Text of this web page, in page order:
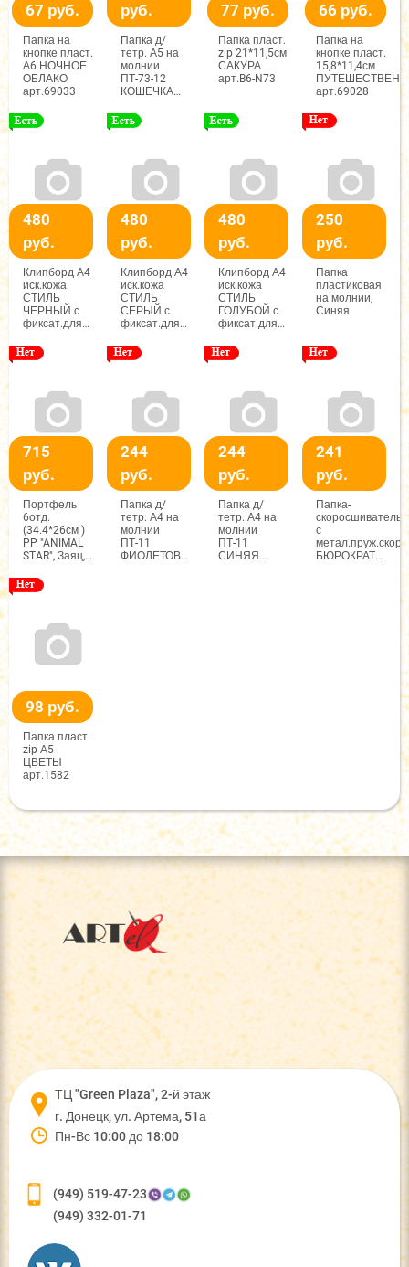
67 руб.
Папка на
кнопке пласт.
А6 НОЧНОЕ
ОБЛАКО
арт.69033
руб.
Папка д/
тетр. А5 на
молнии
ПТ-73-12
КОШЕЧКА
пластик.
арт.87241
77 руб.
Папка пласт.
zip 21*11,5см
САКУРА
арт.B6-N73
66 руб.
Папка на
кнопке пласт.
15,8*11,4см
арт.69028
480
руб.
Клипборд А4
иск.кожа
СТИЛЬ
ЧЕРНЫЙ с
фиксат.для
арт.9450
480
руб.
Клипборд А4
иск.кожа
СТИЛЬ
СЕРЫЙ с
фиксат.для
арт.9451
480
руб.
Клипборд А4
иск.кожа
СТИЛЬ
ГОЛУБОЙ с
фиксат.для
арт.9452
250
руб.
Папка
пластиковая
на молнии,
Синяя
715
руб.
Портфель
6отд.
(34.4*26см )
PP "ANIMAL
STAR", Заяц,
244
руб.
Папка д/
тетр. А4 на
молнии
ПТ-11
ФИОЛЕТОВАЯ
244
руб.
Папка д/
тетр. А4 на
молнии
ПТ-11
СИНЯЯ
241
руб.
Папка-
скоросшиватель
с
БЮРОКРАТ
98 руб.
Папка пласт.
zip А5
ЦВЕТЫ
арт.1582
ТЦ "Green Plaza", 2-й этаж
г. Донецк, ул. Артема, 51а
Пн-Вс 10:00 до 18:00
(949) 519-47-23
(949) 332-01-71